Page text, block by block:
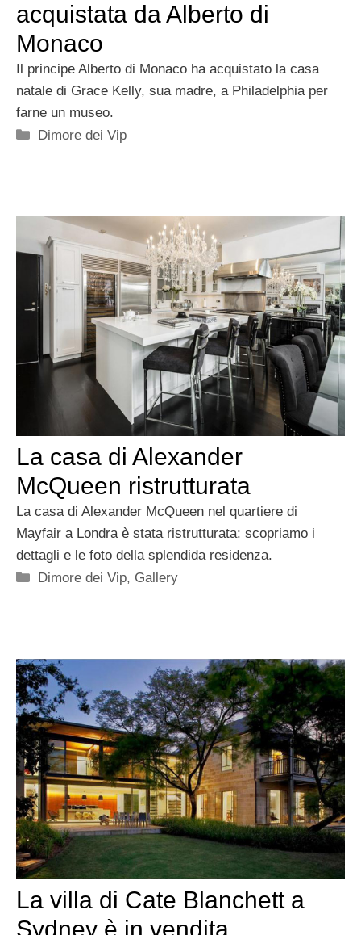
acquistata da Alberto di
Monaco
Il principe Alberto di Monaco ha acquistato la casa
natale di Grace Kelly, sua madre, a Philadelphia per
farne un museo.
Categorie
Dimore dei Vip
La casa di Alexander
McQueen ristrutturata
La casa di Alexander McQueen nel quartiere di
Mayfair a Londra è stata ristrutturata: scopriamo i
dettagli e le foto della splendida residenza.
Categorie
Dimore dei Vip, Gallery
La villa di Cate Blanchett a
Sydney è in vendita